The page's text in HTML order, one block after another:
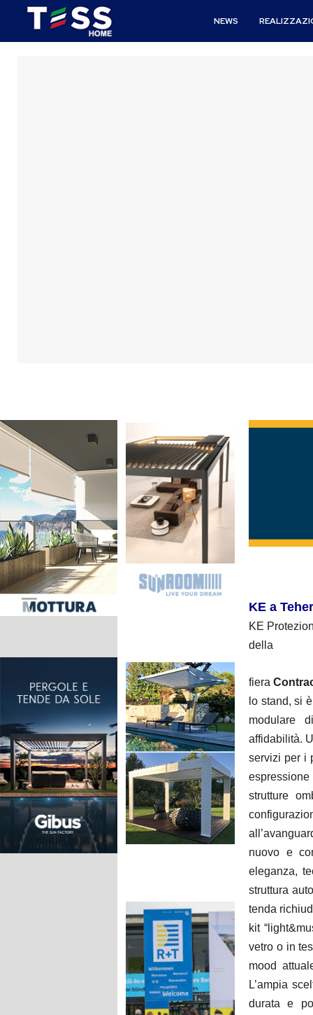
NEWS
KE a
KE
della
fiera
lo stand, si
modulare
affidabilità.
servizi per i
strutture
nuovo e
eleganza,
struttura
tenda
kit
vetro o in
mood
L’ampia
durata e